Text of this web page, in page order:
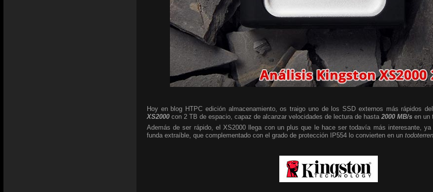
Hoy en blog HTPC edición almacenamiento, os traigo uno de los SSD externos más rápidos
XS2000 con 2 TB de espacio, capaz de alcanzar velocidades de lectura de hasta 2000 MB/s en un
Además de ser rápido, el XS2000 llega con un plus que le hace ser todavía más interesante,
funda extraíble, que complementado con el grado de protección IP554 lo convierten en un